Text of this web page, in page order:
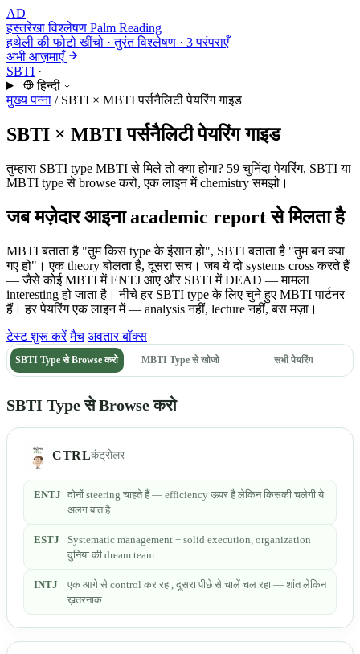
AD
हस्तरेखा विश्लेषण Palm Reading
हथेली की फोटो खींचो · तुरंत विश्लेषण · 3 परंपराएँ
अभी आज़माएँ
SBTI ·
हिन्दी
मुख्य पन्ना / SBTI × MBTI पर्सनैलिटी पेयरिंग गाइड
SBTI × MBTI पर्सनैलिटी पेयरिंग गाइड
तुम्हारा SBTI type MBTI से मिले तो क्या होगा? 59 चुनिंदा पेयरिंग, SBTI या
MBTI type से browse करो, एक लाइन में chemistry समझो।
जब मज़ेदार आइना academic report से मिलता है
MBTI बताता है "तुम किस type के इंसान हो", SBTI बताता है "तुम बन क्या
गए हो"। एक theory बोलता है, दूसरा सच। जब ये दो systems cross करते हैं
— जैसे कोई MBTI में ENTJ आए और SBTI में DEAD — मामला
interesting हो जाता है। नीचे हर SBTI type के लिए चुने हुए MBTI पार्टनर
हैं। हर पेयरिंग एक लाइन में — analysis नहीं, lecture नहीं, बस मज़ा।
टेस्ट शुरू करें मैच अवतार बॉक्स
SBTI Type से Browse करो MBTI Type से खोजो सभी पेयरिंग
SBTI Type से Browse करो
CTRLकंट्रोलर
ENTJ दोनों steering चाहते हैं — efficiency ऊपर है लेकिन किसकी चलेगी ये
अलग बात है
ESTJ
Systematic management + solid execution, organization
दुनिया की dream team
INTJ
एक आगे से control कर रहा, दूसरा पीछे से चालें चल रहा — शांत लेकिन
ख़तरनाक